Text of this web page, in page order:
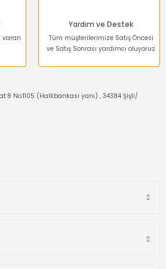
varan
Yardım ve Destek
Tüm müşterilerimize Satış Öncesi
ve Satış Sonrası yardımcı oluyoruz
Kat:8 No:1105 (Halkbankası yanı) , 34384 Şişli/